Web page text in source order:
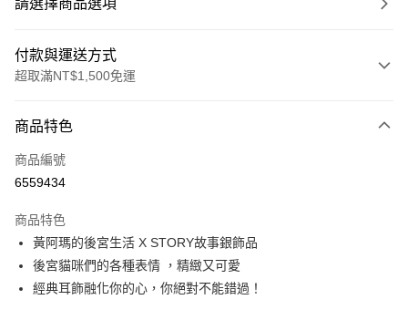
請選擇商品選項
付款與運送方式
超取滿NT$1,500免運
信用卡一次付款
信用卡分期付款
合作金庫商業銀行
華南商業銀行
彰化商業銀行
上海商業儲蓄銀行
台北富邦商業銀行
國泰世華商業銀行
兆豐國際商業銀行
6 期 0 利率 每期
華南商業銀行
彰化商業銀行
上海商業儲蓄銀行
台北富邦商業銀行
超商取貨付款
LINE Pay
商品特色
商品編號
6559434
商品特色
黃阿瑪的後宮生活 X STORY故事銀飾品
後宮貓咪們的各種表情 ，精緻又可愛
經典耳飾融化你的心，你絕對不能錯過！